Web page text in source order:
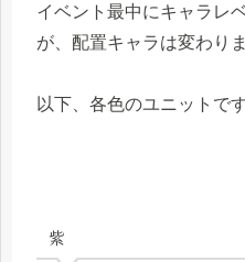
イベント最中にキャラレ
が、配置キャラは変わりま
以下、各色のユニットです
紫